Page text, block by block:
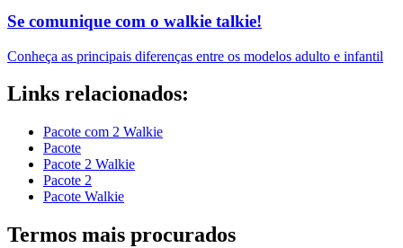
Se comunique com o walkie talkie!
Conheça as principais diferenças entre os modelos adulto e infantil
Links relacionados:
Pacote com 2 Walkie
Pacote
Pacote 2 Walkie
Pacote 2
Pacote Walkie
Termos mais procurados